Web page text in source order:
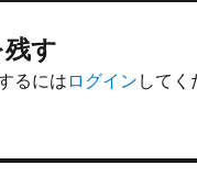
す
るには ログイン してく